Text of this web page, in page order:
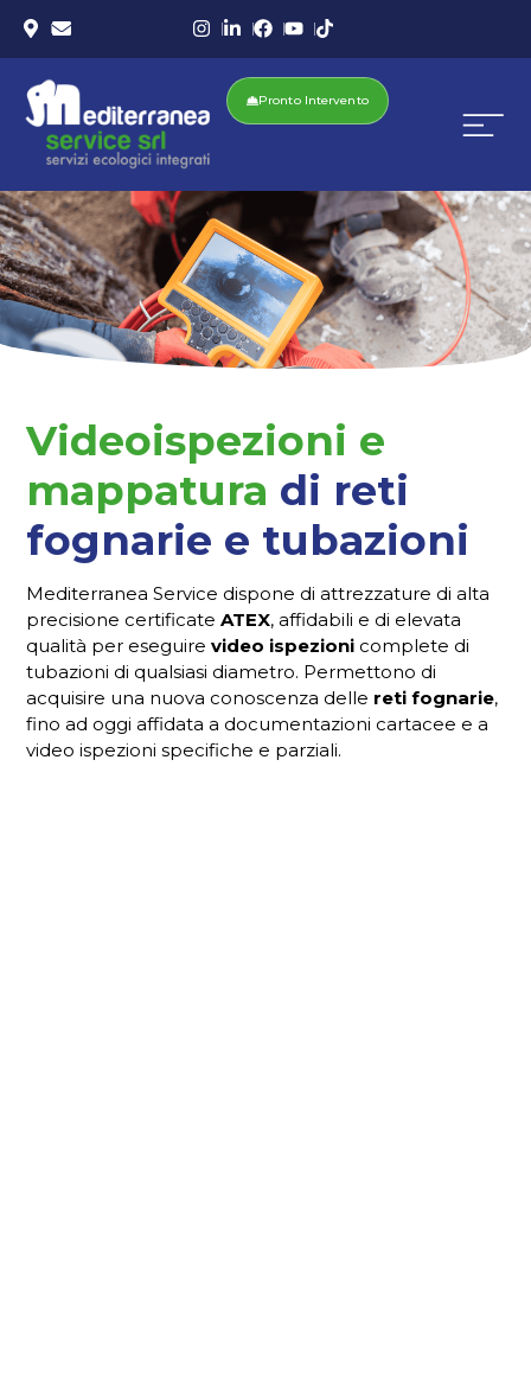
Pronto Intervento
Videoispezioni e
mappatura di reti
fognarie e tubazioni
Mediterranea Service dispone di attrezzature di alta
precisione certificateATEX, affidabili e di elevata
qualità per eseguirevideo ispezioni complete di
tubazioni di qualsiasi diametro. Permettono di
acquisire una nuova conoscenza delle reti fognarie,
fino ad oggi affidata a documentazioni cartacee e a
video ispezioni specifiche e parziali.